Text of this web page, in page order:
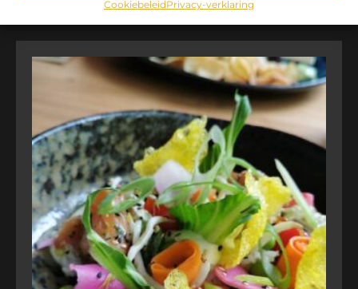
CookiebeleidPrivacy-verklaring